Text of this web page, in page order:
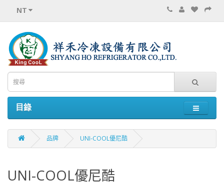
NT
目錄
品牌 UNI-COOL優尼酷
UNI-COOL優尼酷